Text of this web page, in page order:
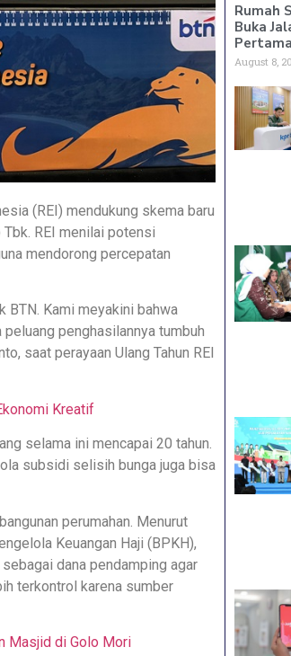
(REI) mendukung skema baru
REI menilai potensi
mendorong percepatan
BTN. Kami meyakini bahwa
penghasilannya tumbuh
saat perayaan Ulang Tahun REI
Kreatif
selama ini mencapai 20 tahun.
subsidi selisih bunga juga bisa
perumahan. Menurut
Keuangan Haji (BPKH),
dana pendamping agar
terkontrol karena sumber
Masjid di Golo Mori
Rumah
Buka
Pertama
August 8,